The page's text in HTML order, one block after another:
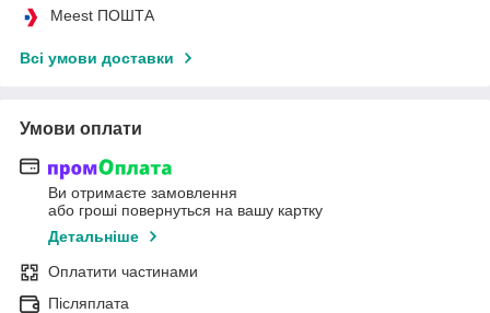
Meest ПОШТА
Всі умови доставки
Умови оплати
Ви отримаєте замовлення
або гроші повернуться на вашу картку
Детальніше
Оплатити частинами
Післяплата